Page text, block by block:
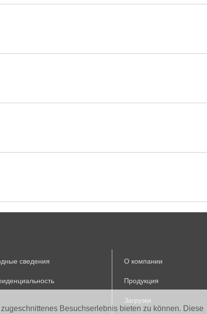
Besuchserlebnis bieten zu können. Diese
сведения О компании
Продукция
Загрузки